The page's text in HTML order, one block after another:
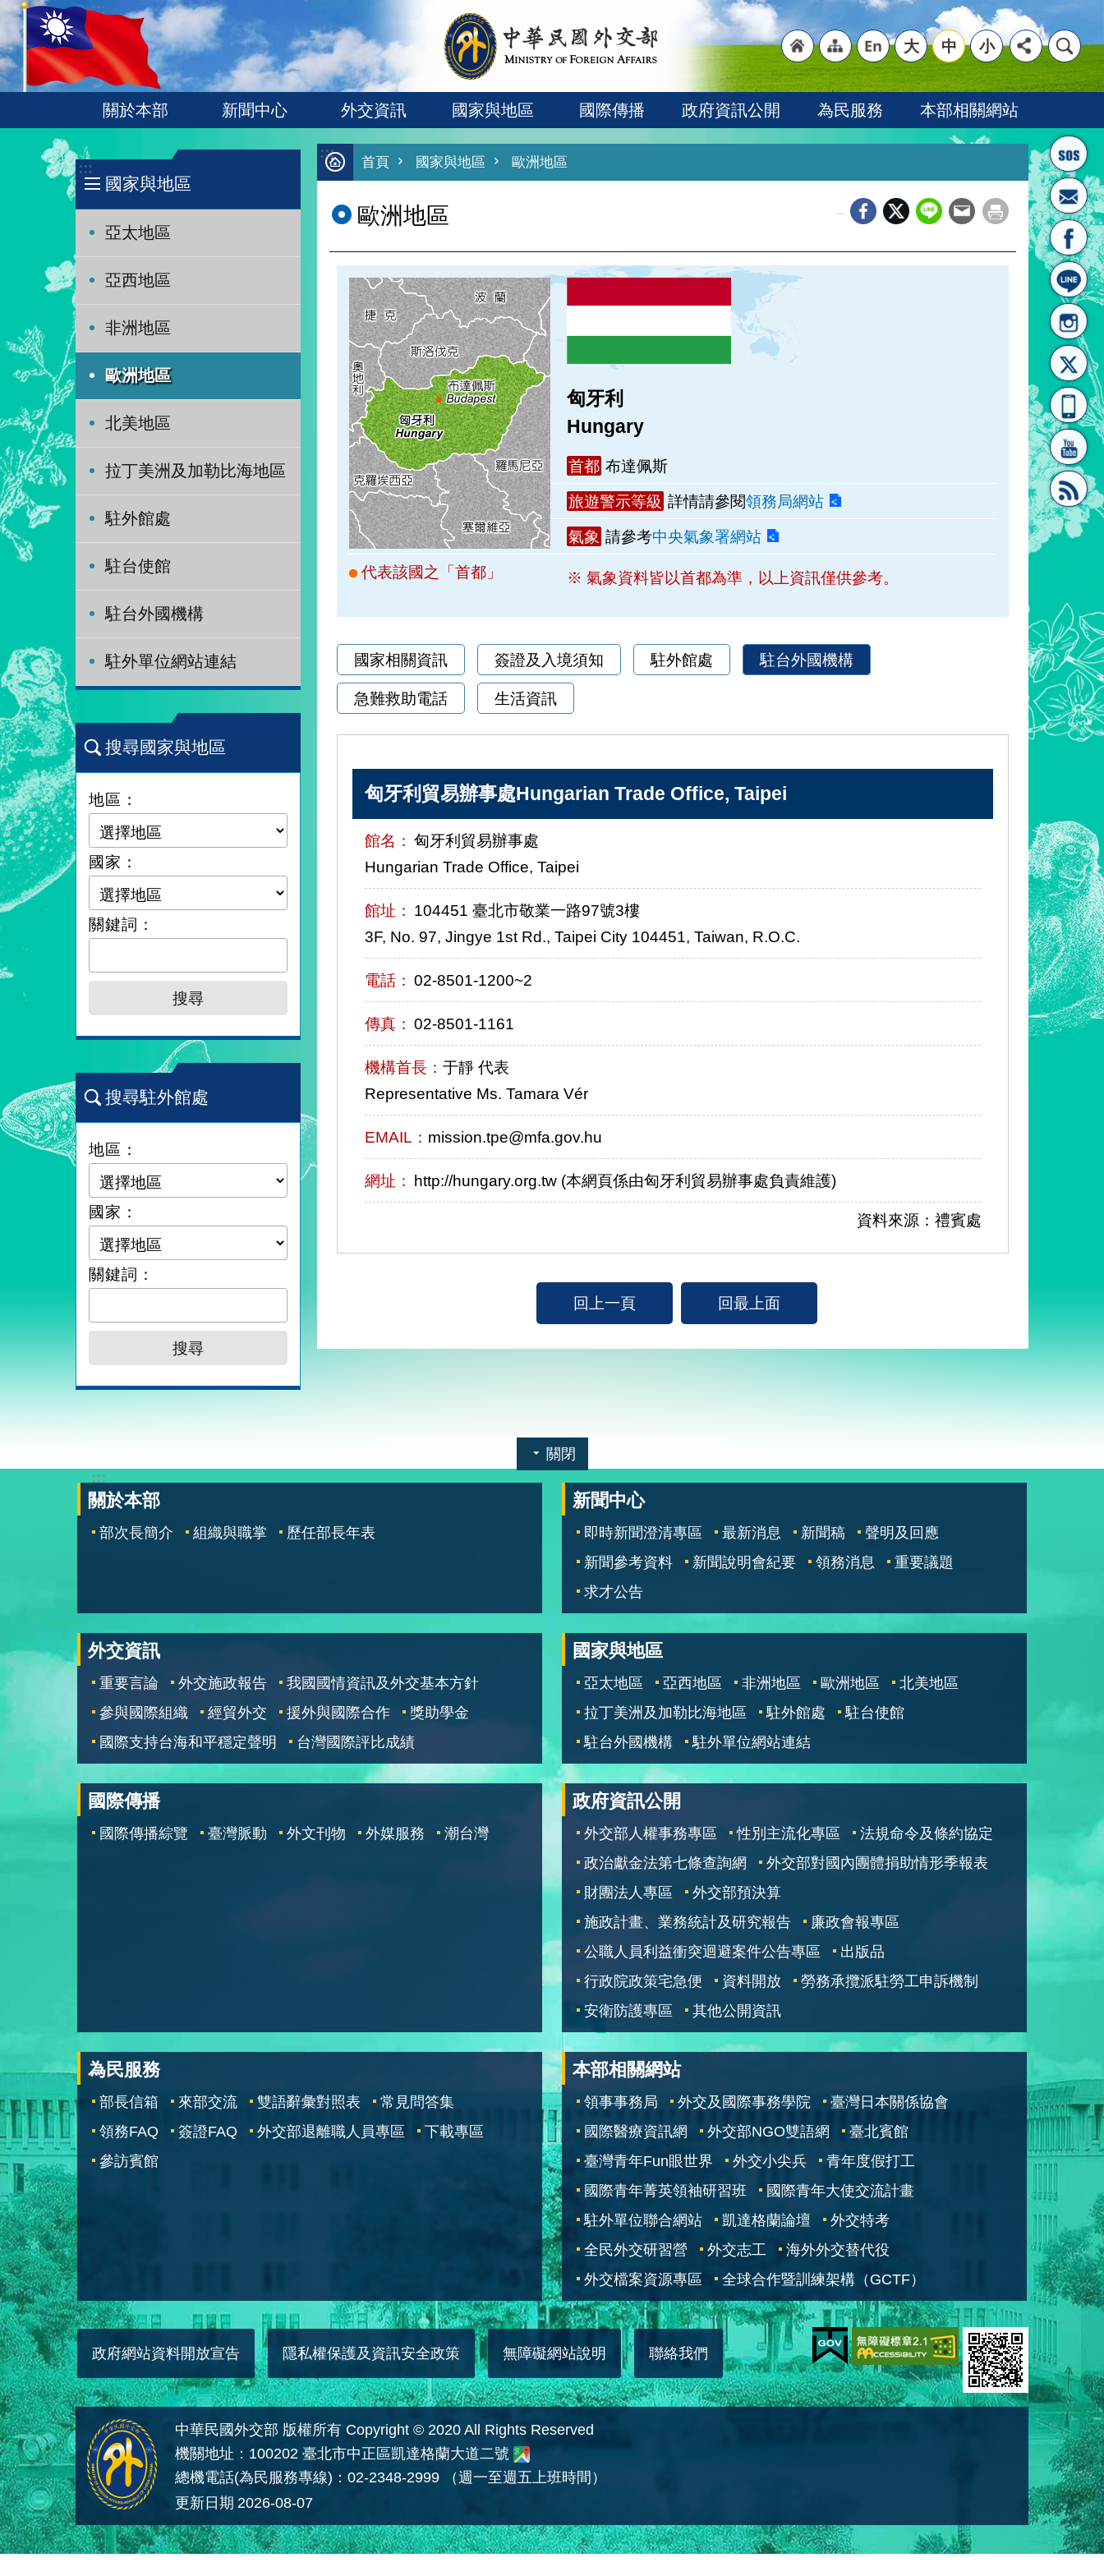
跳到主要內容區塊
:::
首頁
"網
站導
"英
文語
大 中 小
關於本部 新聞中心 外交資訊 國家與地區 國際傳播 政府資訊公開 為民服務 本部相關網站
:::
國家與地區
亞太地區
亞西地區
非洲地區
歐洲地區
北美地區
拉丁美洲及加勒比海地區
駐外館處
駐台使館
駐台外國機構
駐外單位網站連結
搜尋國家與地區
地區：
國家：
關鍵詞：
搜尋駐外館處
地區：
國家：
關鍵詞：
:::
首頁 國家與地區 歐洲地區
歐洲地區
代表該國之「首都」
匈牙利
Hungary
首都 布達佩斯
旅遊警示等級 詳情請參閱領務局網站
氣象 請參考中央氣象署網站
※ 氣象資料皆以首都為準，以上資訊僅供參考。
國家相關資訊 簽證及入境須知 駐外館處 駐台外國機構
急難救助電話 生活資訊
匈牙利貿易辦事處Hungarian Trade Office, Taipei
館名： 匈牙利貿易辦事處
Hungarian Trade Office, Taipei
館址： 104451 臺北市敬業一路97號3樓
3F, No. 97, Jingye 1st Rd., Taipei City 104451, Taiwan, R.O.C.
電話： 02-8501-1200~2
傳真： 02-8501-1161
機構首長： 于靜 代表
Representative Ms. Tamara Vér
EMAIL： mission.tpe@mfa.gov.hu
網址： http://hungary.org.tw (本網頁係由匈牙利貿易辦事處負責維護)
資料來源：禮賓處
回上一頁 回最上面
關閉
:::
關於本部
部次長簡介 組織與職掌 歷任部長年表
新聞中心
即時新聞澄清專區 最新消息 新聞稿
聲明及回應
新聞參考資料
新聞說明會紀要 領務消息
重要議題
求才公告
外交資訊
重要言論 外交施政報告
我國國情資訊及外交基本方針
參與國際組織
經貿外交 援外與國際合作
獎助學金
國際支持台海和平穩定聲明
台灣國際評比成績
國家與地區
亞太地區 亞西地區 非洲地區 歐洲地區
北美地區
拉丁美洲及加勒比海地區
駐外館處
駐台使館
駐台外國機構
駐外單位網站連結
國際傳播
國際傳播綜覽 臺灣脈動 外文刊物 外媒服務 潮台灣
政府資訊公開
外交部人權事務專區 性別主流化專區
法規命令及條約協定
政治獻金法第七條查詢網
外交部對國內團體捐助情形季報表
財團法人專區
外交部預決算
施政計畫、業務統計及研究報告
廉政會報專區
公職人員利益衝突迴避案件公告專區
出版品
行政院政策宅急便
資料開放
勞務承攬派駐勞工申訴機制
安衛防護專區
其他公開資訊
為民服務
部長信箱 來部交流 雙語辭彙對照表
常見問答集
領務FAQ
簽證FAQ 外交部退離職人員專區
下載專區
參訪賓館
本部相關網站
領事事務局 外交及國際事務學院
臺灣日本關係協會
國際醫療資訊網
外交部NGO雙語網
臺北賓館
臺灣青年Fun眼世界
外交小尖兵
青年度假打工
國際青年菁英領袖研習班
國際青年大使交流計畫
駐外單位聯合網站
凱達格蘭論壇
外交特考
全民外交研習營
外交志工
海外外交替代役
外交檔案資源專區
全球合作暨訓練架構（GCTF）
政府網站資料開放宣告 隱私權保護及資訊安全政策 無障礙網站說明 聯絡我們
中華民國外交部 版權所有 Copyright © 2020 All Rights Reserved
機關地址：100202 臺北市中正區凱達格蘭大道二號
總機電話(為民服務專線)：02-2348-2999 （週一至週五上班時間）
更新日期 2026-08-07